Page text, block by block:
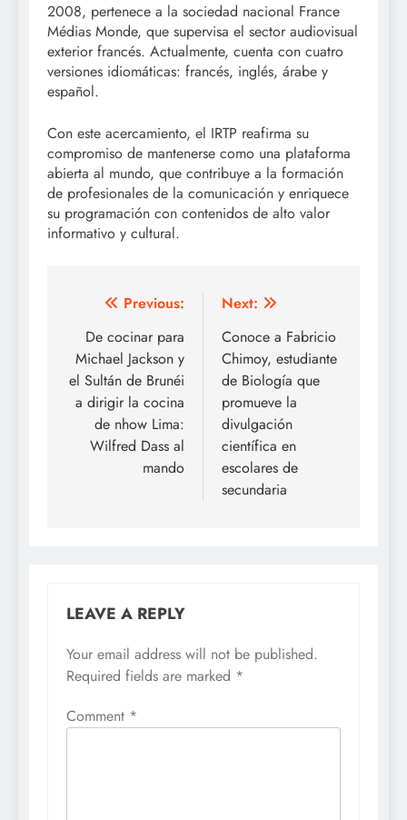
2008, pertenece a la sociedad nacional France
Médias Monde, que supervisa el sector audiovisual
exterior francés. Actualmente, cuenta con cuatro
versiones idiomáticas: francés, inglés, árabe y
español.
Con este acercamiento, el IRTP reafirma su
compromiso de mantenerse como una plataforma
abierta al mundo, que contribuye a la formación
de profesionales de la comunicación y enriquece
su programación con contenidos de alto valor
informativo y cultural.
Post
navigation
Previous:
De cocinar para
Michael Jackson y
el Sultán de Brunéi
a dirigir la cocina
de nhow Lima:
Wilfred Dass al
mando
Next:
Conoce a Fabricio
Chimoy, estudiante
de Biología que
promueve la
divulgación
científica en
escolares de
secundaria
LEAVE A REPLY
Your email address will not be published.
Required fields are marked *
Comment *